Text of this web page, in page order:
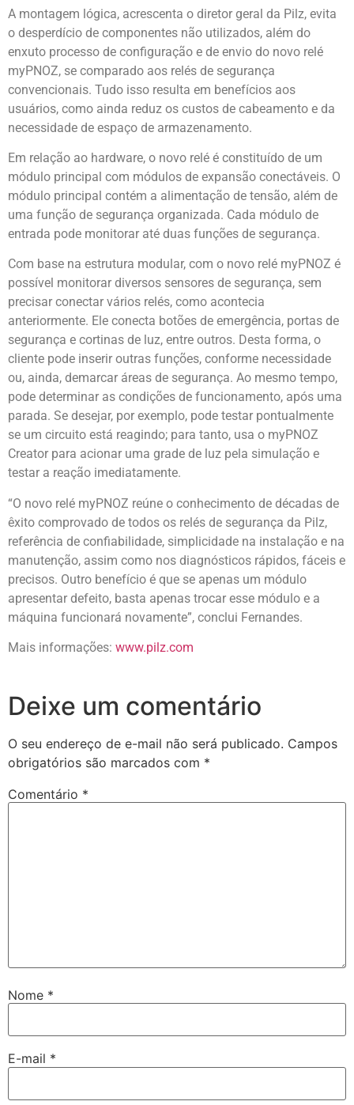
A montagem lógica, acrescenta o diretor geral da Pilz, evita
o desperdício de componentes não utilizados, além do
enxuto processo de configuração e de envio do novo relé
myPNOZ, se comparado aos relés de segurança
convencionais. Tudo isso resulta em benefícios aos
usuários, como ainda reduz os custos de cabeamento e da
necessidade de espaço de armazenamento.
Em relação ao hardware, o novo relé é constituído de um
módulo principal com módulos de expansão conectáveis. O
módulo principal contém a alimentação de tensão, além de
uma função de segurança organizada. Cada módulo de
entrada pode monitorar até duas funções de segurança.
Com base na estrutura modular, com o novo relé myPNOZ é
possível monitorar diversos sensores de segurança, sem
precisar conectar vários relés, como acontecia
anteriormente. Ele conecta botões de emergência, portas de
segurança e cortinas de luz, entre outros. Desta forma, o
cliente pode inserir outras funções, conforme necessidade
ou, ainda, demarcar áreas de segurança. Ao mesmo tempo,
pode determinar as condições de funcionamento, após uma
parada. Se desejar, por exemplo, pode testar pontualmente
se um circuito está reagindo; para tanto, usa o myPNOZ
Creator para acionar uma grade de luz pela simulação e
testar a reação imediatamente.
“O novo relé myPNOZ reúne o conhecimento de décadas de
êxito comprovado de todos os relés de segurança da Pilz,
referência de confiabilidade, simplicidade na instalação e na
manutenção, assim como nos diagnósticos rápidos, fáceis e
precisos. Outro benefício é que se apenas um módulo
apresentar defeito, basta apenas trocar esse módulo e a
máquina funcionará novamente”, conclui Fernandes.
Mais informações: www.pilz.com
Deixe um comentário
O seu endereço de e-mail não será publicado. Campos
obrigatórios são marcados com *
Comentário *
Nome *
E-mail *